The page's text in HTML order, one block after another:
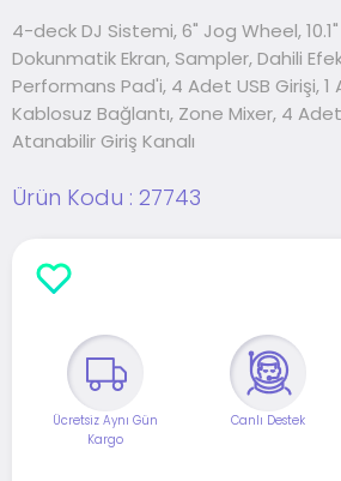
4-deck DJ Sistemi, 6" Jog Wheel,
Dokunmatik Ekran, Sampler, Dahili
Performans Pad'i, 4 Adet USB Girişi, 1
Kablosuz Bağlantı, Zone Mixer, 4
Atanabilir Giriş Kanalı
Ürün Kodu : 27743
Ücretsiz Aynı Gün
Kargo
Canlı Destek